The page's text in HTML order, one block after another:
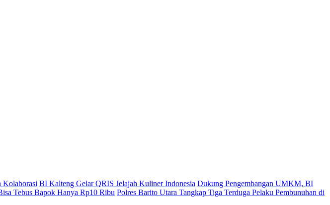
Kolaborasi BI Kalteng Gelar QRIS Jelajah Kuliner Indonesia Dukung Pengembangan UMKM, BI
Tebus Bapok Hanya Rp10 Ribu Polres Barito Utara Tangkap Tiga Terduga Pelaku Pembunuhan di